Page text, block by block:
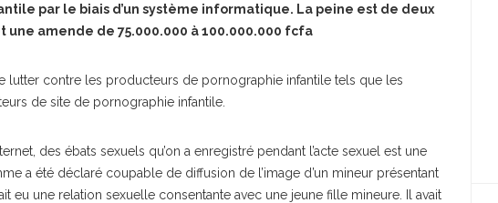
par le biais d’un système informatique. La peine est de deux
une amende de 75.000.000 à 100.000.000 fcfa
lutter contre les producteurs de pornographie infantile tels que les
de site de pornographie infantile.
des ébats sexuels qu’on a enregistré pendant l’acte sexuel est une
a été déclaré coupable de diffusion de l’image d’un mineur présentant
eu une relation sexuelle consentante avec une jeune fille mineure. Il avait